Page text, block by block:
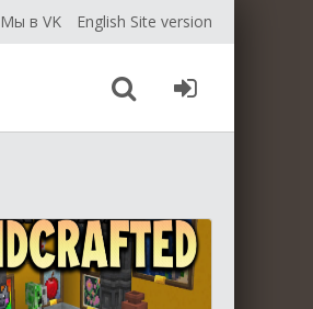
Мы в VK English Site version